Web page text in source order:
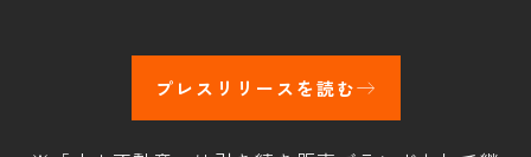
プレスリリースを読む